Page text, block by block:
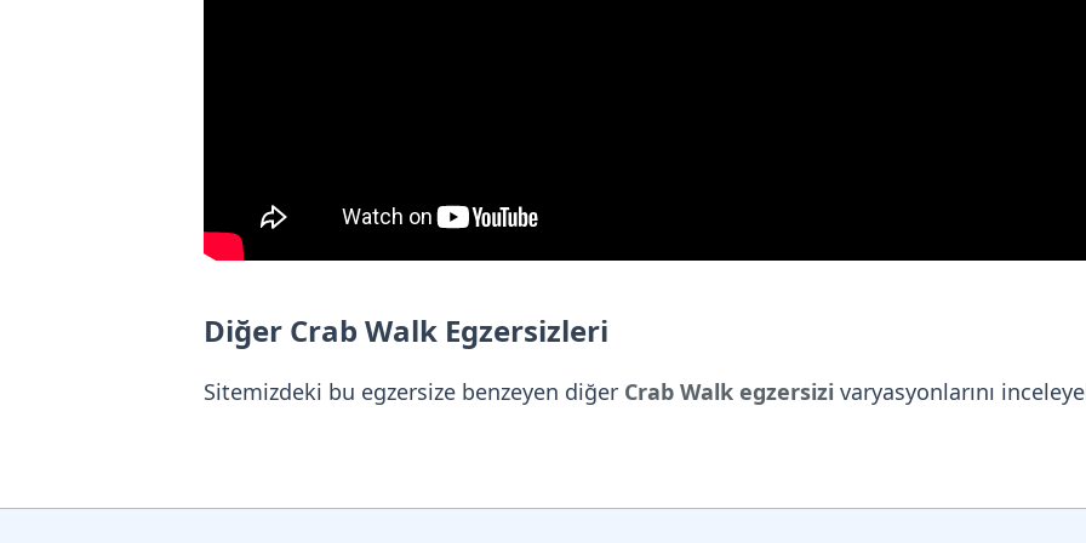
Diğer Crab Walk Egzersizleri
Sitemizdeki bu egzersize benzeyen diğer Crab Walk egzersizi varyasyonlarını